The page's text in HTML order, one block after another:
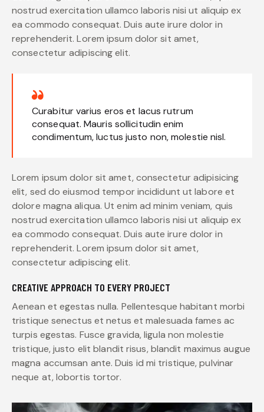
nostrud exercitation ullamco laboris nisi ut aliquip ex
ea commodo consequat. Duis aute irure dolor in
reprehenderit. Lorem ipsum dolor sit amet,
consectetur adipiscing elit.
Curabitur varius eros et lacus rutrum
consequat. Mauris sollicitudin enim
condimentum, luctus justo non, molestie nisl.
Lorem ipsum dolor sit amet, consectetur adipisicing
elit, sed do eiusmod tempor incididunt ut labore et
dolore magna aliqua. Ut enim ad minim veniam, quis
nostrud exercitation ullamco laboris nisi ut aliquip ex
ea commodo consequat. Duis aute irure dolor in
reprehenderit. Lorem ipsum dolor sit amet,
consectetur adipiscing elit.
CREATIVE APPROACH TO EVERY PROJECT
Aenean et egestas nulla. Pellentesque habitant morbi
tristique senectus et netus et malesuada fames ac
turpis egestas. Fusce gravida, ligula non molestie
tristique, justo elit blandit risus, blandit maximus augue
magna accumsan ante. Duis id mi tristique, pulvinar
neque at, lobortis tortor.